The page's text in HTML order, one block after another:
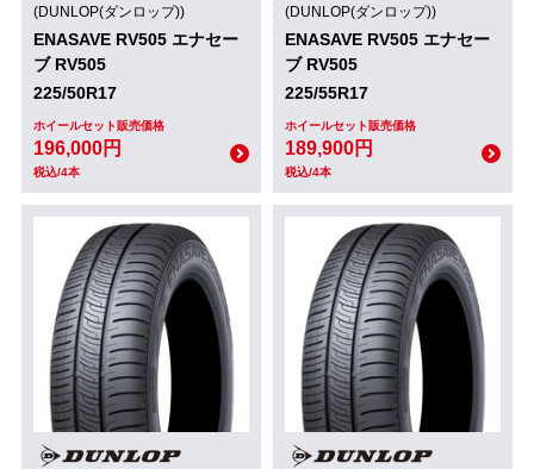
(DUNLOP(ダンロップ))
ENASAVE RV505 エナセー
ブ RV505
225/50R17
ホイールセット販売価格
196,000円
税込/4本
(DUNLOP(ダンロップ))
ENASAVE RV505 エナセー
ブ RV505
225/55R17
ホイールセット販売価格
189,900円
税込/4本